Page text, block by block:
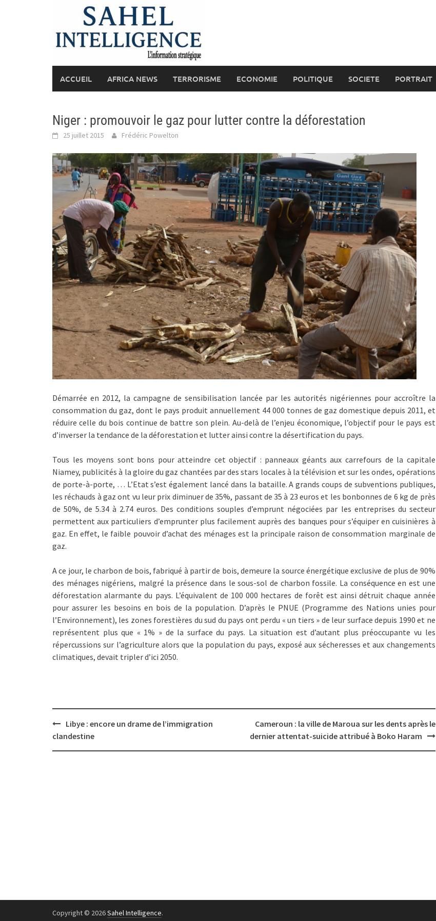
ACCUEIL AFRICA NEWS TERRORISME ECONOMIE POLITIQUE SOCIETE PORTRAIT
Niger : promouvoir le gaz pour lutter contre la déforestation
25 juillet 2015 Frédéric Powelton
Démarrée en 2012, la campagne de sensibilisation lancée par les autorités nigériennes pour accroître la
consommation du gaz, dont le pays produit annuellement 44 000 tonnes de gaz domestique depuis 2011, et
réduire celle du bois continue de battre son plein. Au-delà de l’enjeu économique, l’objectif pour le pays est
d’inverser la tendance de la déforestation et lutter ainsi contre la désertification du pays.
Tous les moyens sont bons pour atteindre cet objectif : panneaux géants aux carrefours de la capitale
Niamey, publicités à la gloire du gaz chantées par des stars locales à la télévision et sur les ondes, opérations
de porte-à-porte, … L’Etat s’est également lancé dans la bataille. A grands coups de subventions publiques,
les réchauds à gaz ont vu leur prix diminuer de 35%, passant de 35 à 23 euros et les bonbonnes de 6 kg de près
de 50%, de 5.34 à 2.74 euros. Des conditions souples d’emprunt négociées par les entreprises du secteur
permettent aux particuliers d’emprunter plus facilement auprès des banques pour s’équiper en cuisinières à
gaz. En effet, le faible pouvoir d’achat des ménages est la principale raison de consommation marginale de
gaz.
A ce jour, le charbon de bois, fabriqué à partir de bois, demeure la source énergétique exclusive de plus de 90%
des ménages nigériens, malgré la présence dans le sous-sol de charbon fossile. La conséquence en est une
déforestation alarmante du pays. L’équivalent de 100 000 hectares de forêt est ainsi détruit chaque année
pour assurer les besoins en bois de la population. D’après le PNUE (Programme des Nations unies pour
l’Environnement), les zones forestières du sud du pays ont perdu « un tiers » de leur surface depuis 1990 et ne
représentent plus que « 1% » de la surface du pays. La situation est d’autant plus préoccupante vu les
répercussions sur l’agriculture alors que la population du pays, exposé aux sécheresses et aux changements
climatiques, devait tripler d’ici 2050.
Post
navigation
Libye : encore un drame de l’immigration
clandestine
Cameroun : la ville de Maroua sur les dents après le
dernier attentat-suicide attribué à Boko Haram
Copyright © 2026Sahel Intelligence.